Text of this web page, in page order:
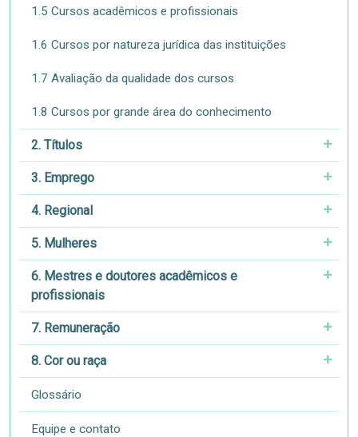
1.5 Cursos acadêmicos e profissionais
1.6 Cursos por natureza jurídica das instituições
1.7 Avaliação da qualidade dos cursos
1.8 Cursos por grande área do conhecimento
2. Títulos
3. Emprego
4. Regional
5. Mulheres
6. Mestres e doutores acadêmicos e
profissionais
7. Remuneração
8. Cor ou raça
Glossário
Equipe e contato